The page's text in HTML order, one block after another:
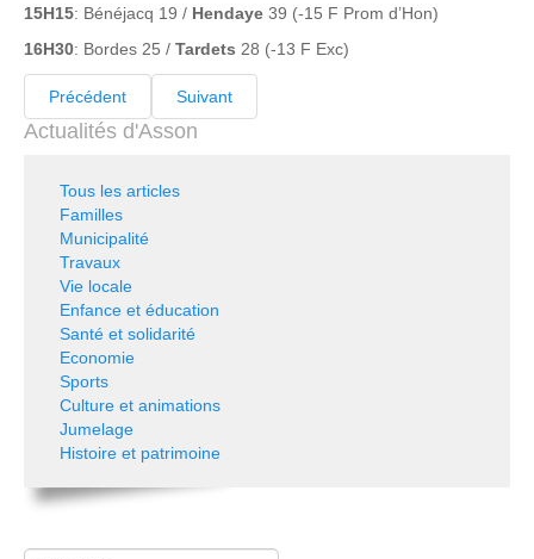
15H15: Bénéjacq 19 / Hendaye 39 (-15 F Prom d’Hon)
16H30: Bordes 25 / Tardets 28 (-13 F Exc)
Précédent Suivant
Actualités d'Asson
Tous les articles
Familles
Municipalité
Travaux
Vie locale
Enfance et éducation
Santé et solidarité
Economie
Sports
Culture et animations
Jumelage
Histoire et patrimoine
Rechercher